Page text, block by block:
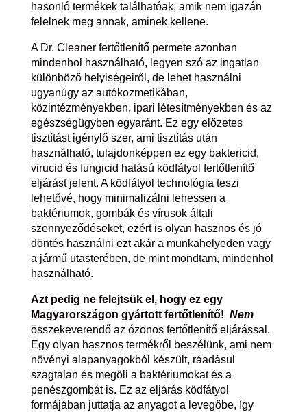
hasonló termékek találhatóak, amik nem igazán
felelnek meg annak, aminek kellene.
A Dr. Cleaner fertőtlenítő permete azonban
mindenhol használható, legyen szó az ingatlan
különböző helyiségeiről, de lehet használni
ugyanúgy az autókozmetikában,
közintézményekben, ipari létesítményekben és az
egészségügyben egyaránt. Ez egy előzetes
tisztítást igénylő szer, ami tisztítás után
használható, tulajdonképpen ez egy baktericid,
virucid és fungicid hatású ködfátyol fertőtlenítő
eljárást jelent. A ködfátyol technológia teszi
lehetővé, hogy minimalizálni lehessen a
baktériumok, gombák és vírusok általi
szennyeződéseket, ezért is olyan hasznos és jó
döntés használni ezt akár a munkahelyeden vagy
a jármű utasterében, de mint mondtam, mindenhol
használható.
Azt pedig ne felejtsük el, hogy ez egy
Magyarországon gyártott fertőtlenítő! Nem
összekeverendő az ózonos fertőtlenítő eljárással.
Egy olyan hasznos termékről beszélünk, ami nem
növényi alapanyagokból készült, ráadásul
szagtalan és megöli a baktériumokat és a
penészgombát is. Ez az eljárás ködfátyol
formájában juttatja az anyagot a levegőbe, így